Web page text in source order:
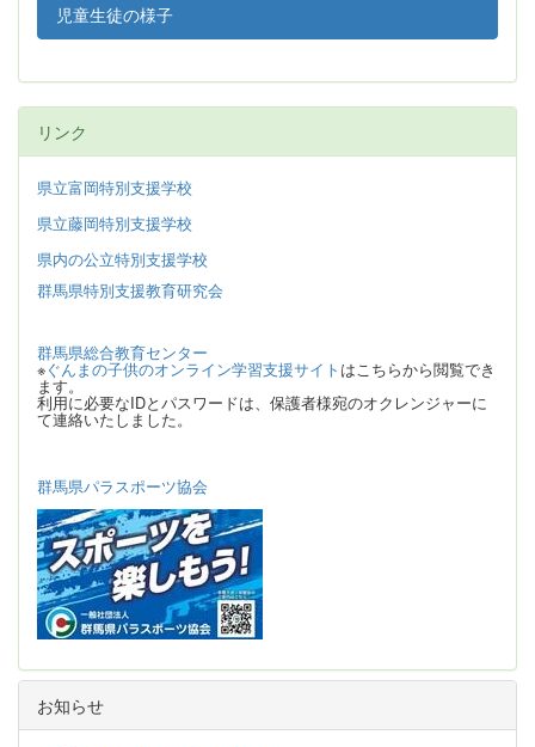
児童生徒の様子
リンク
県立富岡特別支援学校
県立藤岡特別支援学校
県内の公立特別支援学校
群馬県特別支援教育研究会
群馬県総合教育センター
※ぐんまの子供のオンライン学習支援サイト はこちらから閲覧でき
ます。
利用に必要なIDとパスワードは、保護者様宛のオクレンジャーに
て連絡いたしました。
群馬県パラスポーツ協会
お知らせ